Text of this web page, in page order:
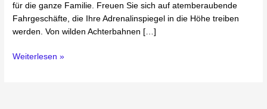
für die ganze Familie. Freuen Sie sich auf atemberaubende
Fahrgeschäfte, die Ihre Adrenalinspiegel in die Höhe treiben
werden. Von wilden Achterbahnen […]
Weiterlesen »